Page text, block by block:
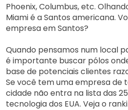
Phoenix, Columbus, etc.
Miami é a Santos americana.
empresa em Santos?
Quando pensamos num local
é importante buscar pólos
base de potenciais clientes
Se você tem uma empresa de
cidade não entra na lista das
tecnologia dos EUA. Veja o